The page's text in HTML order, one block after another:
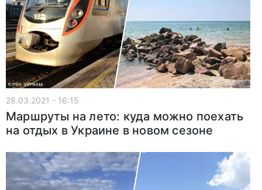
28.03.2021 - 16:15
Маршруты на лето: куда можно поехать
на отдых в Украине в новом сезоне